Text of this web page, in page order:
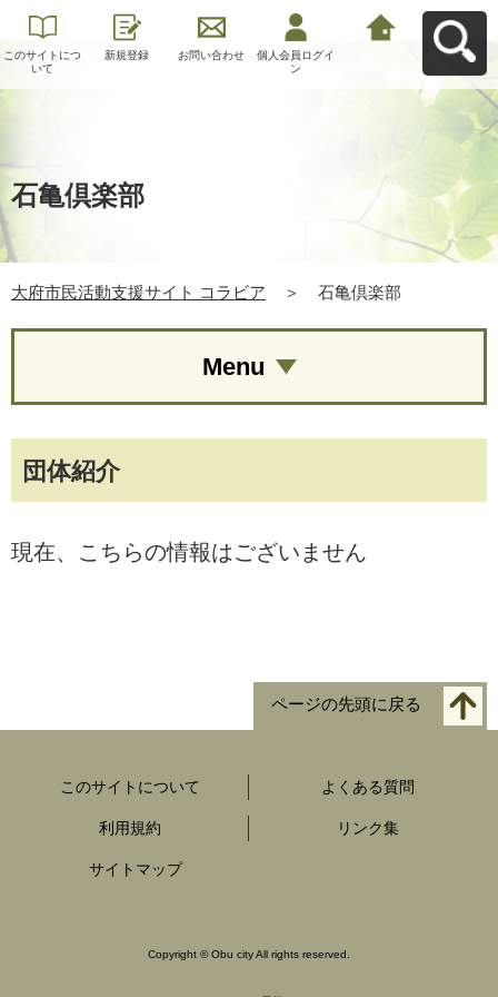
このサイトにつ
いて
新規登録 お問い合わせ
個人会員ログイ
ン
石亀倶楽部
大府市民活動支援サイト コラビア ＞ 石亀倶楽部
団体紹介
現在、こちらの情報はございません
Menu
ページの先頭に戻る
このサイトについて よくある質問
利用規約 リンク集
サイトマップ
Copyright ©Obu city All rights reserved.